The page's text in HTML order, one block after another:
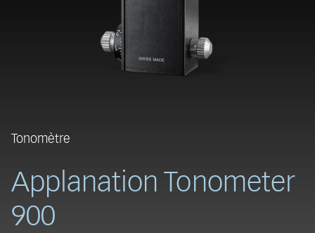
Tonomètre
Applanation Tonometer
900